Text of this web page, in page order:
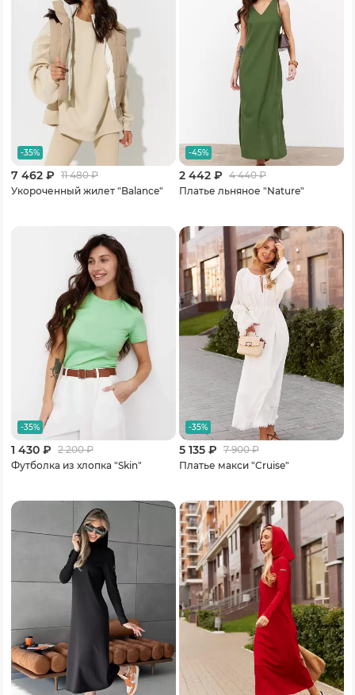
-35%
7 462 ₽ 11 480₽
Укороченный жилет "Balance"
-45%
2 442 ₽ 4 440₽
Платье льняное "Nature"
-35%
1 430 ₽ 2 200₽
Футболка из хлопка "Skin"
-35%
5 135 ₽ 7 900₽
Платье макси "Cruise"